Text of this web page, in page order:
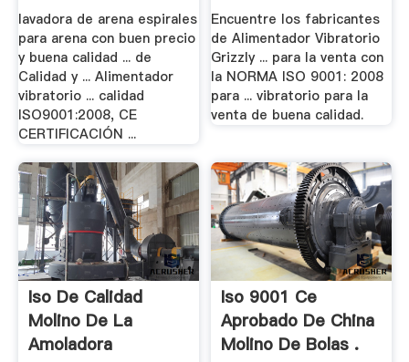
lavadora de arena espirales
para arena con buen precio
y buena calidad ... de
Calidad y ... Alimentador
vibratorio ... calidad
ISO9001:2008, CE
CERTIFICACIÓN ...
Encuentre los fabricantes
de Alimentador Vibratorio
Grizzly ... para la venta con
la NORMA ISO 9001: 2008
para ... vibratorio para la
venta de buena calidad.
Iso De Calidad
Molino De La
Amoladora
Iso 9001 Ce
Aprobado De China
Molino De Bolas .